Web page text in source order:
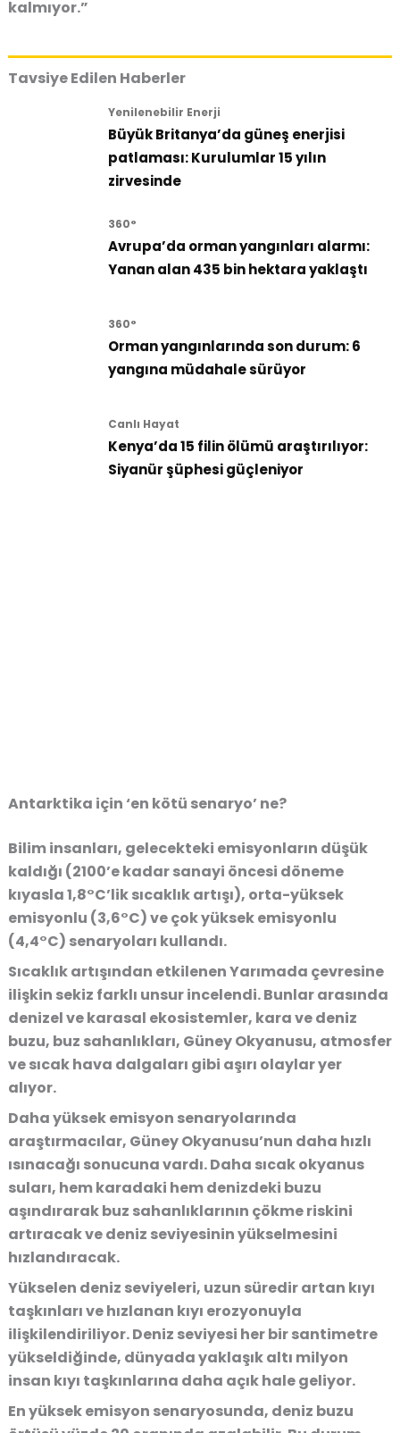
kalmıyor.”
Tavsiye Edilen Haberler
Yenilenebilir Enerji
Büyük Britanya’da güneş enerjisi
patlaması: Kurulumlar 15 yılın
zirvesinde
360°
Avrupa’da orman yangınları alarmı:
Yanan alan 435 bin hektara yaklaştı
360°
Orman yangınlarında son durum: 6
yangına müdahale sürüyor
Canlı Hayat
Kenya’da 15 filin ölümü araştırılıyor:
Siyanür şüphesi güçleniyor
Antarktika için ‘en kötü senaryo’ ne?
Bilim insanları, gelecekteki emisyonların düşük
kaldığı (2100’e kadar sanayi öncesi döneme
kıyasla 1,8°C’lik sıcaklık artışı), orta-yüksek
emisyonlu (3,6°C) ve çok yüksek emisyonlu
(4,4°C) senaryoları kullandı.
Sıcaklık artışından etkilenen Yarımada çevresine
ilişkin sekiz farklı unsur incelendi. Bunlar arasında
denizel ve karasal ekosistemler, kara ve deniz
buzu, buz sahanlıkları, Güney Okyanusu, atmosfer
ve sıcak hava dalgaları gibi aşırı olaylar yer
alıyor.
Daha yüksek emisyon senaryolarında
araştırmacılar, Güney Okyanusu’nun daha hızlı
ısınacağı sonucuna vardı. Daha sıcak okyanus
suları, hem karadaki hem denizdeki buzu
aşındırarak buz sahanlıklarının çökme riskini
artıracak ve deniz seviyesinin yükselmesini
hızlandıracak.
Yükselen deniz seviyeleri, uzun süredir artan kıyı
taşkınları ve hızlanan kıyı erozyonuyla
ilişkilendiriliyor. Deniz seviyesi her bir santimetre
yükseldiğinde, dünyada yaklaşık altı milyon
insan kıyı taşkınlarına daha açık hale geliyor.
En yüksek emisyon senaryosunda, deniz buzu